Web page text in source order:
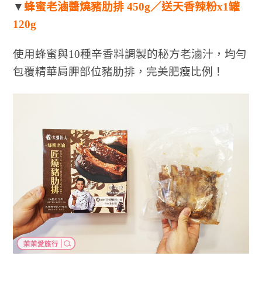
▼蜂蜜老滷醬燒豬肋排 450g／送天香辣粉x1罐
120g
使用蜂蜜與10種辛香料調製的秘方老滷汁，均勻
包覆精華肩胛部位豬肋排，完美肥瘦比例！